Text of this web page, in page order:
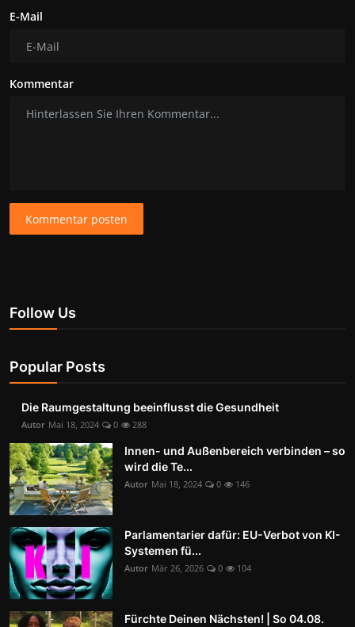
E-Mail
Kommentar
Kommentar posten
Follow Us
Popular Posts
Die Raumgestaltung beeinflusst die Gesundheit
Autor Mai 18, 2024 0 288
Innen- und Außenbereich verbinden – so
wird die Te...
Autor Mai 18, 2024 0 146
Parlamentarier dafür: EU-Verbot von KI-
Systemen fü...
Autor Mär 26, 2026 0 104
Fürchte Deinen Nächsten! | So 04.08.